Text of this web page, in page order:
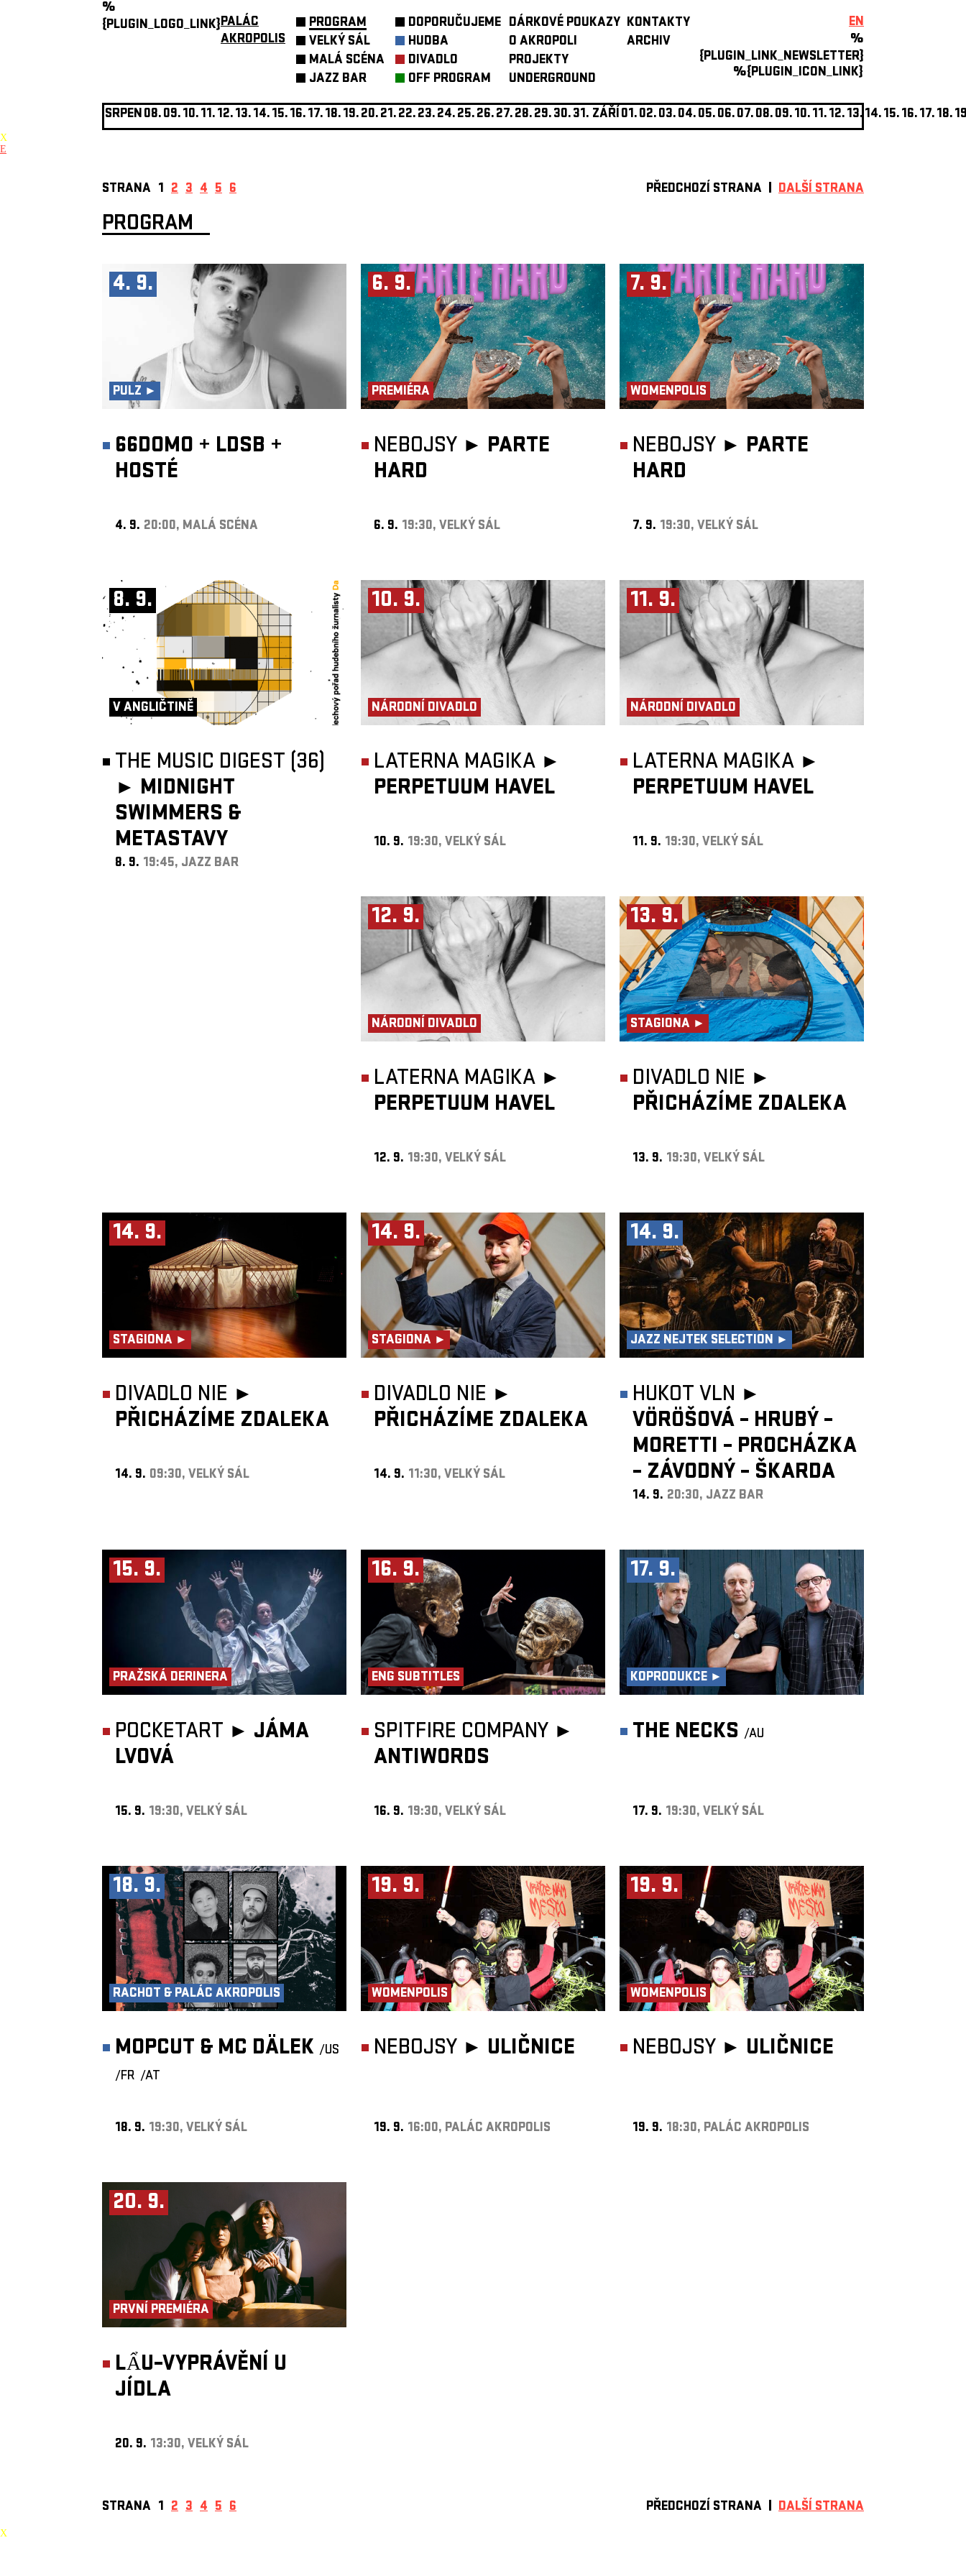
%
{PLUGIN_LOGO_LINK}PALÁC
AKROPOLIS
PROGRAM
VELKÝ SÁL
MALÁ SCÉNA
JAZZ BAR
DOPORUČUJEME
HUDBA
DIVADLO
OFF PROGRAM
DÁRKOVÉ POUKAZY
O AKROPOLI
PROJEKTY
UNDERGROUND
KONTAKTY
ARCHIV
EN
%
{PLUGIN_LINK_NEWSLETTER}
%{PLUGIN_ICON_LINK}
SRPEN08.09.10.11.12.13.14.15.16.17.18.19.20.21.22.23.24.25.26.27.28.29.30.31. ZÁŘÍ01.02.03.04.05.06.07.08.09.10.11.12.13. 14.15.16.17.18.
X
E
STRANA 1 2 3 4 5 6 PŘEDCHOZÍ STRANA DALŠÍ STRANA
PROGRAM
4. 9.
PULZ ►
66DOMO + LDSB +
HOSTÉ
4. 9. 20:00, MALÁ SCÉNA
6. 9.
PREMIÉRA
NEBOJSY ► PARTE
HARD
6. 9. 19:30, VELKÝ SÁL
7. 9.
WOMENPOLIS
NEBOJSY ► PARTE
HARD
7. 9. 19:30, VELKÝ SÁL
8. 9.
V ANGLIČTINĚ
THE MUSIC DIGEST (36)
► MIDNIGHT
SWIMMERS &
METASTAVY
8. 9. 19:45, JAZZ BAR
10. 9.
NÁRODNÍ DIVADLO
LATERNA MAGIKA ►
PERPETUUM HAVEL
10. 9. 19:30, VELKÝ SÁL
11. 9.
NÁRODNÍ DIVADLO
LATERNA MAGIKA ►
PERPETUUM HAVEL
11. 9. 19:30, VELKÝ SÁL
12. 9.
NÁRODNÍ DIVADLO
LATERNA MAGIKA ►
PERPETUUM HAVEL
12. 9. 19:30, VELKÝ SÁL
13. 9.
STAGIONA ►
DIVADLO NIE ►
PŘICHÁZÍME ZDALEKA
13. 9. 19:30, VELKÝ SÁL
14. 9.
STAGIONA ►
DIVADLO NIE ►
PŘICHÁZÍME ZDALEKA
14. 9. 09:30, VELKÝ SÁL
14. 9.
STAGIONA ►
DIVADLO NIE ►
PŘICHÁZÍME ZDALEKA
14. 9. 11:30, VELKÝ SÁL
14. 9.
JAZZ NEJTEK SELECTION ►
HUKOT VLN ►
VÖRÖŠOVÁ – HRUBÝ –
MORETTI – PROCHÁZKA
– ZÁVODNÝ – ŠKARDA
14. 9. 20:30, JAZZ BAR
15. 9.
PRAŽSKÁ DERINERA
POCKETART ► JÁMA
LVOVÁ
15. 9. 19:30, VELKÝ SÁL
16. 9.
ENG SUBTITLES
SPITFIRE COMPANY ►
ANTIWORDS
16. 9. 19:30, VELKÝ SÁL
17. 9.
KOPRODUKCE ►
THE NECKS /AU
17. 9. 19:30, VELKÝ SÁL
18. 9.
RACHOT & PALÁC AKROPOLIS
MOPCUT & MC DÄLEK /US
/FR /AT
18. 9. 19:30, VELKÝ SÁL
19. 9.
WOMENPOLIS
NEBOJSY ► ULIČNICE
19. 9. 16:00, PALÁC AKROPOLIS
19. 9.
WOMENPOLIS
NEBOJSY ► ULIČNICE
19. 9. 18:30, PALÁC AKROPOLIS
20. 9.
PRVNÍ PREMIÉRA
LẨU–VYPRÁVĚNÍ U
JÍDLA
20. 9. 13:30, VELKÝ SÁL
STRANA 1 2 3 4 5 6 PŘEDCHOZÍ STRANA DALŠÍ STRANA
X